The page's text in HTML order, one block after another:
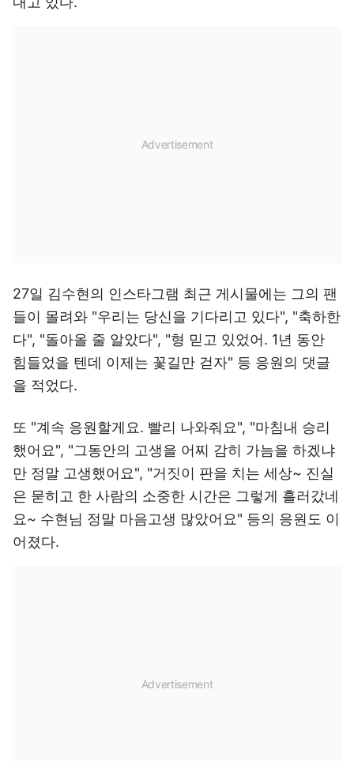
27일 김수현의 인스타그램 최근 게시물에는 그의 팬
들이 몰려와 "우리는 당신을 기다리고 있다", "축하한
다", "돌아올 줄 알았다", "형 믿고 있었어. 1년 동안
힘들었을 텐데 이제는 꽃길만 걷자" 등 응원의 댓글
을 적었다.
또 "계속 응원할게요. 빨리 나와줘요", "마침내 승리
했어요", "그동안의 고생을 어찌 감히 가늠을 하겠냐
만 정말 고생했어요", "거짓이 판을 치는 세상~ 진실
은 묻히고 한 사람의 소중한 시간은 그렇게 흘러갔네
요~ 수현님 정말 마음고생 많았어요" 등의 응원도 이
어졌다.